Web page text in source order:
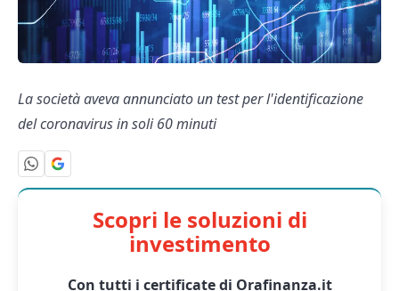
La società aveva annunciato un test per l'identificazione
del coronavirus in soli 60 minuti
Scopri le soluzioni di
investimento
Con tutti i certificate di Orafinanza.it